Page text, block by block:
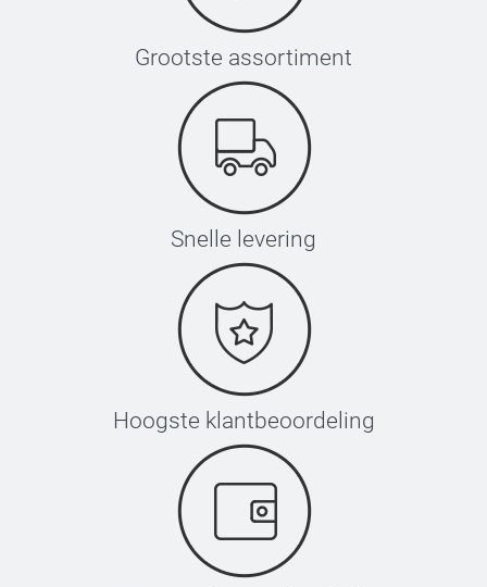
Grootste assortiment
Snelle levering
Hoogste klantbeoordeling